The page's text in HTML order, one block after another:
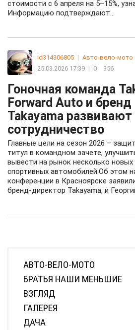
стоимости с 6 апреля на 5–15%,
Информацию подтверждают...
id314306805 | Авто-вело-мото
25.03.2026 17:39 | 0 356
Гоночная команда
Forward Auto и
Takayama развивают
сотрудничество
Главные цели на сезон 2026 –
титул в командном зачете,
вывести на рынок несколько
спортивных автомобилей.Об этом
конференции в Красноярске
бренд-директор Takayama, и
АВТО-ВЕЛО-МОТО
БРАТЬЯ НАШИ МЕНЬШИЕ
ВЗГЛЯД
ГАЛЕРЕЯ
ДАЧА